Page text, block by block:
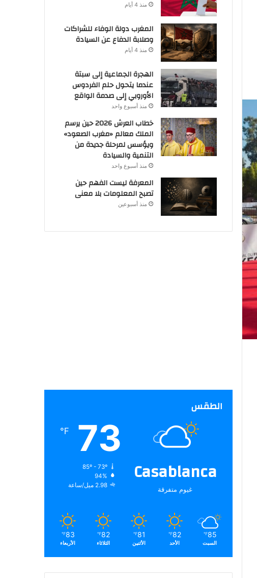
منذ 4 أيام
المغرب دولة الوفاء للشراكات
وصلابة الدفاع عن السيادة
منذ 4 أيام
الهجرة الجماعية إلى سبتة
عندما يتحول حلم الفردوس
الأوروبي إلى صدمة الواقع
منذ أسبوع واحد
خطاب العرش 2026 حين يرسم
الملك معالم «مغرب الصعود»
ويؤسس لمرحلة جديدة من
التنمية والسيادة
منذ أسبوع واحد
المعرفة ليست الفهم حين
تصبح المعلومات بلا معنى
منذ أسبوعين
الطقس
Casablanca
غيوم متفرقة
73
℉
85º - 73º
94%
2.98 ميل/ساعة
85
℉
السبت
82
℉
الأحد
81
℉
الأثنين
82
℉
الثلاثاء
83
℉
الأربعاء